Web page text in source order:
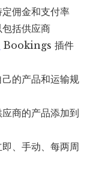
佣金和支付率
括供应商
Bookings 插件
的产品和运输规
商的产品添加到
、手动、每两周